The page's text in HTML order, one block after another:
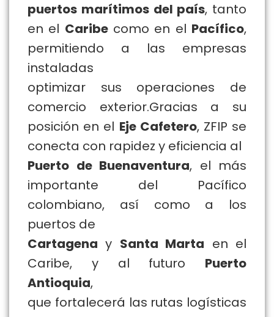
puertos marítimos del país, tanto
en el Caribecomo en el Pacífico,
permitiendo a las empresas
instaladas
optimizar sus operaciones de
comercio exterior.Gracias a su
posición en el Eje Cafetero, ZFIP se
conecta con rapidez y eficiencia al
Puerto de Buenaventura, el más
importante del Pacífico
colombiano, así como a los
puertos de
Cartagena y Santa Marta en el
Caribe, y al futuro Puerto
Antioquia,
que fortalecerá las rutas logísticas